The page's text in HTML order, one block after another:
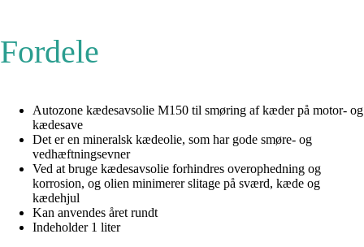
Fordele
Autozone kædesavsolie M150 til smøring af kæder på motor- og
kædesave
Det er en mineralsk kædeolie, som har gode smøre- og
vedhæftningsevner
Ved at bruge kædesavsolie forhindres overophedning og
korrosion, og olien minimerer slitage på sværd, kæde og
kædehjul
Kan anvendes året rundt
Indeholder 1 liter